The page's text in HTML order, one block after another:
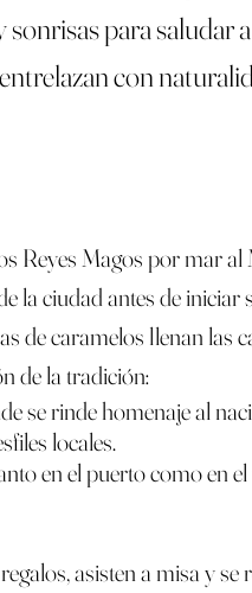
para saludar
con
Reyes Magos por mar
la ciudad antes de
de caramelos llenan las
de la tradición:
se rinde homenaje al
locales.
en el puerto como en
asisten a misa y